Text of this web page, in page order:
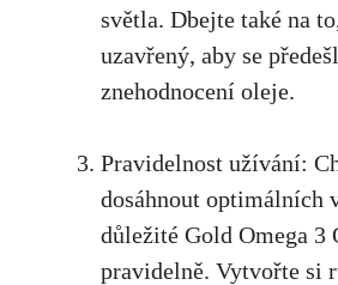
světla. Dbejte také na
uzavřený, aby se
znehodnocení oleje.
Pravidelnost užívání:
dosáhnout optimálních
důležité Gold Omega 3
pravidelně. Vytvořte si